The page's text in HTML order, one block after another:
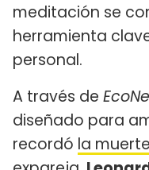
meditación se
herramienta
personal.
A través de
diseñado para
recordó la